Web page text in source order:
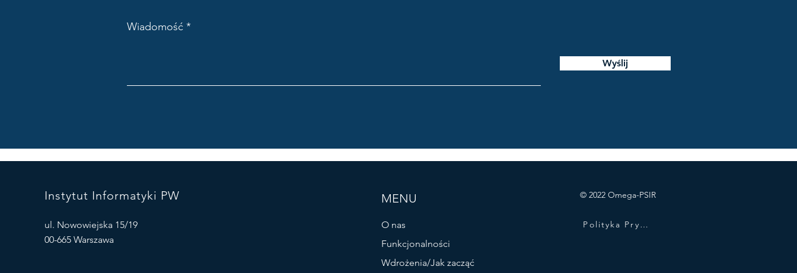
Wiadomość
Wyślij
Instytut Informatyki PW
ul. Nowowiejska 15/19
00-665 Warszawa
MENU
O nas
Funkcjonalności
Wdrożenia/Jak zacząć
© 2022 Omega-PSIR
Polityka Prywatności